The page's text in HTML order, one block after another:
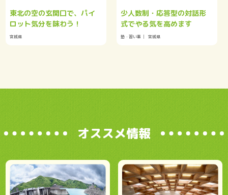
東北の空の玄関口で、パイ
ロット気分を味わう！
宮城県
少人数制・応答型の対話形
式でやる気を高めます
塾・習い事 宮城県
オススメ情報